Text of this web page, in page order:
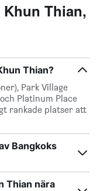
Thian,
Thian?
Park Village
Platinum Place
rankade platser att
Bangkoks
Thian nära